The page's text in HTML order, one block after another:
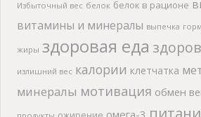
Избыточный вес белок белок в рационе
витамины и минералы выпечка
жиры здоровая еда
излишний вес калории клетчатка
минералы мотивация обмен